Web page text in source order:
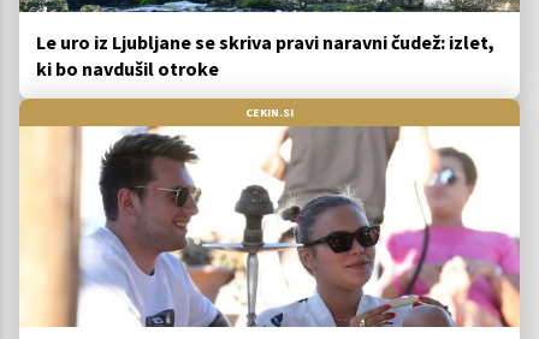
Le uro iz Ljubljane se skriva pravi naravni čudež: izlet,
ki bo navdušil otroke
CEKIN.SI